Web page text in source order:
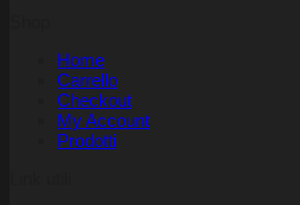
Home
Carrello
Checkout
My Account
Prodotti